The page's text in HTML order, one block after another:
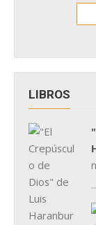
LIBROS